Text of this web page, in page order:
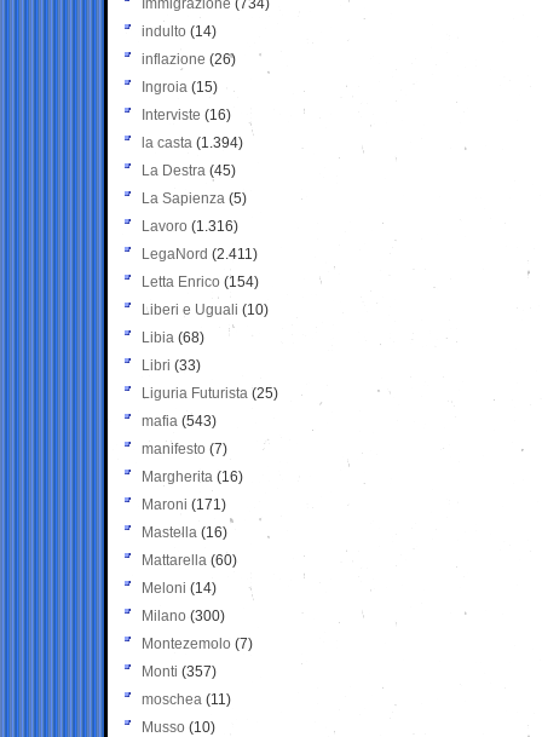
Immigrazione (734)
indulto (14)
inflazione (26)
Ingroia (15)
Interviste (16)
la casta (1.394)
La Destra (45)
La Sapienza (5)
Lavoro (1.316)
LegaNord (2.411)
Letta Enrico (154)
Liberi e Uguali (10)
Libia (68)
Libri (33)
Liguria Futurista (25)
mafia (543)
manifesto (7)
Margherita (16)
Maroni (171)
Mastella (16)
Mattarella (60)
Meloni (14)
Milano (300)
Montezemolo (7)
Monti (357)
moschea (11)
Musso (10)